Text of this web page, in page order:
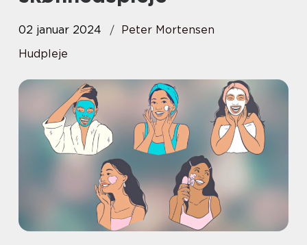
02 januar 2024
Peter Mortensen
Hudpleje